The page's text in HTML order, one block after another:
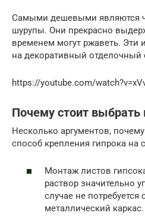
Самыми дешевыми являются
шурупы. Они прекрасно
временем могут ржаветь. Эти
на декоративный отделочный
https://youtube.com/
Почему стоит выбрать
Несколько аргументов,
способ крепления гипрока на
Монтаж листов
раствор значительно
случае не
металлический каркас.